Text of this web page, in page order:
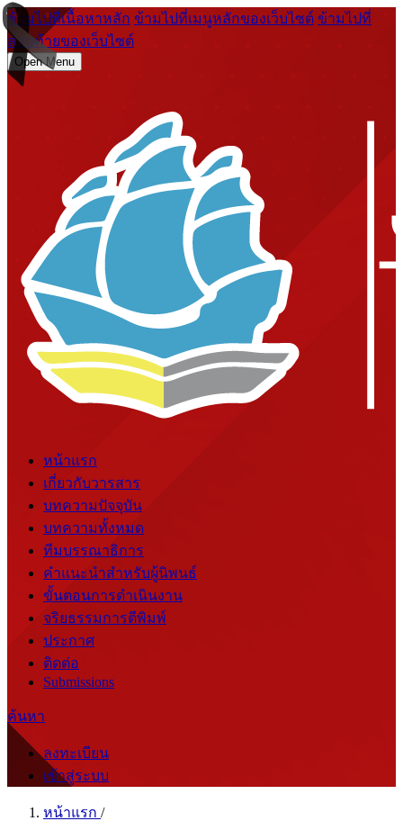
ข้ามไปที่เนื้อหาหลัก ข้ามไปที่เมนูหลักของเว็บไซต์ ข้ามไปที่
ส่วนท้ายของเว็บไซต์
Open Menu
หน้าแรก
เกี่ยวกับวารสาร
บทความปัจจุบัน
บทความทั้งหมด
ทีมบรรณาธิการ
คำแนะนำสำหรับผู้นิพนธ์
ขั้นตอนการดำเนินงาน
จริยธรรมการตีพิมพ์
ประกาศ
ติดต่อ
Submissions
ค้นหา
ลงทะเบียน
เข้าสู่ระบบ
หน้าแรก /